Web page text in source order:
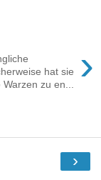
›
hat sie
zu en...
›